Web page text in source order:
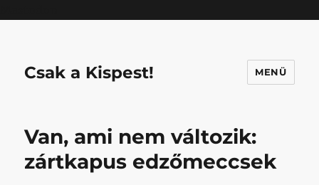
Csak a Kispest! MENÜ
Van, ami nem változik:
zártkapus edzőmeccsek